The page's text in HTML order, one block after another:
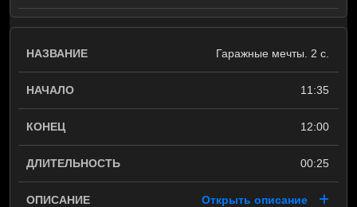
Гаражные мечты. 2 с.
11:35
12:00
00:25
Открыть описание